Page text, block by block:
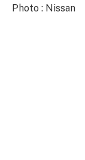
Photo : Nissan